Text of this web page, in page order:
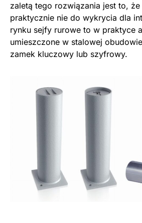
zaletą tego rozwiązania jest to, że
praktycznie nie do wykrycia dla
rynku sejfy rurowe to w praktyce
umieszczone w stalowej
zamek kluczowy lub szyfrowy.